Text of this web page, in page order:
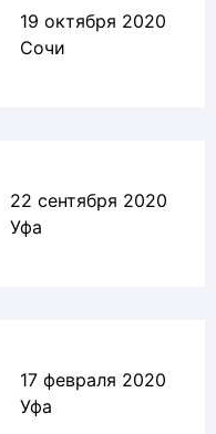
19 октября 2020
Сочи
22 сентября 2020
Уфа
17 февраля 2020
Уфа